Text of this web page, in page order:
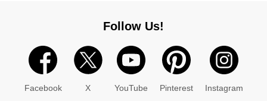
Follow Us!
Facebook X YouTube Pinterest Instagram